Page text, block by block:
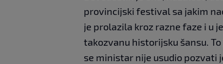
provincijski festival sa jakim
je prolazila kroz razne faze i u
takozvanu historijsku šansu.
se ministar nije usudio pozvati